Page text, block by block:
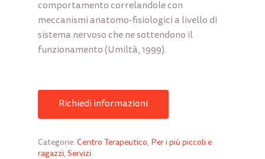
comportamento correlandole con
meccanismi anatomo-fisiologici a livello di
sistema nervoso che ne sottendono il
funzionamento (Umiltà, 1999).
Richiedi informazioni
Categorie: Centro Terapeutico, Per i più piccoli e
ragazzi, Servizi